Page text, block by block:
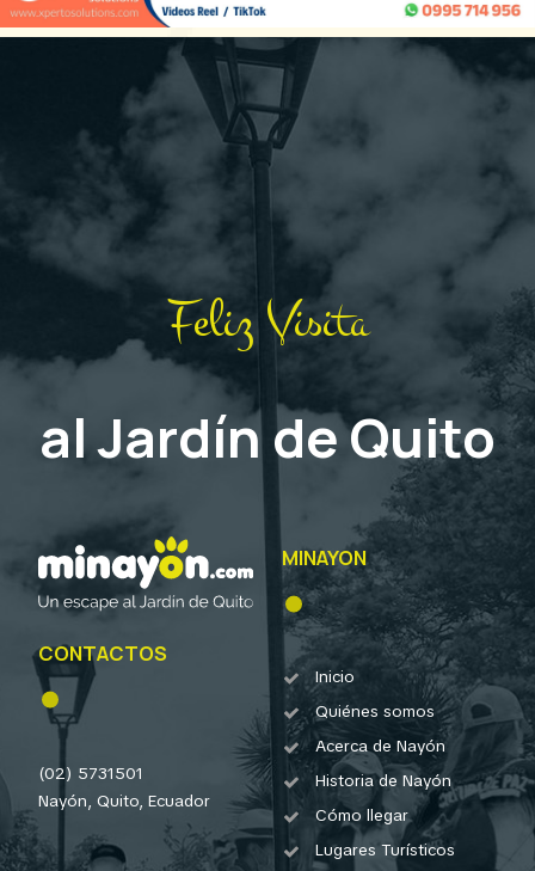
Feliz Visita
al Jardín de Quito
CONTACTOS
(02) 5731501
Nayón, Quito, Ecuador
MINAYON
Inicio
Quiénes somos
Acerca de Nayón
Historia de Nayón
Cómo llegar
Lugares Turísticos